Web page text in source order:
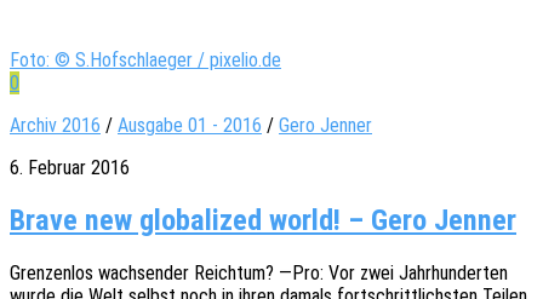
Foto: © S.Hofschlaeger / pixelio.de
0
Archiv 2016 / Ausgabe 01 - 2016 / Gero Jenner
6. Februar 2016
Brave new glo­ba­li­zed world! – Gero Jenner
Gren­zen­los wach­sen­der Reich­tum? —Pro: Vor zwei Jahr­hun­der­ten